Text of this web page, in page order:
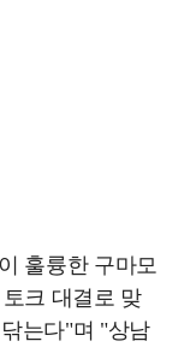
훌륭한 구마모
크 대결로 맞
는다"며 "상남